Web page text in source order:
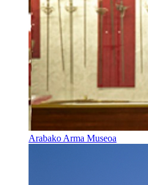
Arabako Arma Museoa